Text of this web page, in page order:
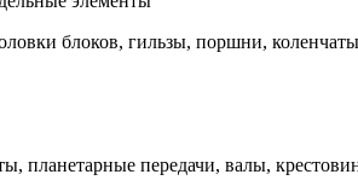
блоков, гильзы, поршни,
планетарные передачи, валы,